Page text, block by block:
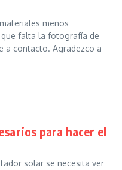
menos
falta la fotografía de
a contacto. Agradezco a
para hacer el
solar se necesita ver